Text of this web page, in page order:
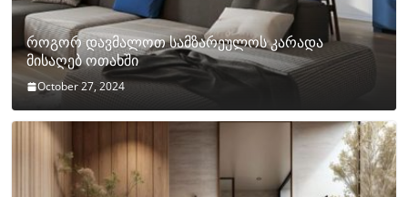
როგორ დავმალოთ სამზარეულოს კარადა
მისაღებ ოთახში
October 27, 2024